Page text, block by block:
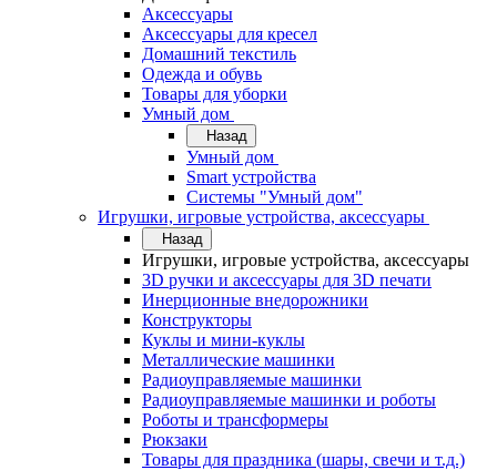
Аксессуары
Аксессуары для кресел
Домашний текстиль
Одежда и обувь
Товары для уборки
Умный дом
Назад
Умный дом
Smart устройства
Системы "Умный дом"
Игрушки, игровые устройства, аксессуары
Назад
Игрушки, игровые устройства, аксессуары
3D ручки и аксессуары для 3D печати
Инерционные внедорожники
Конструкторы
Куклы и мини-куклы
Металлические машинки
Радиоуправляемые машинки
Радиоуправляемые машинки и роботы
Роботы и трансформеры
Рюкзаки
Товары для праздника (шары, свечи и т.д.)